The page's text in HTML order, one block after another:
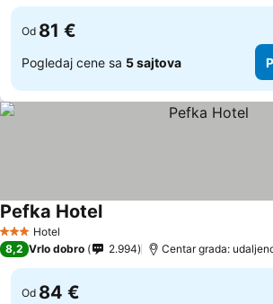
Od 81 €
Pogledaj cene sa 5 sajtova
3 Zvezdice
Hotel
Pefka Hotel
8,2 Vrlo dobro 2.994 Centar grada:
Od 84 €